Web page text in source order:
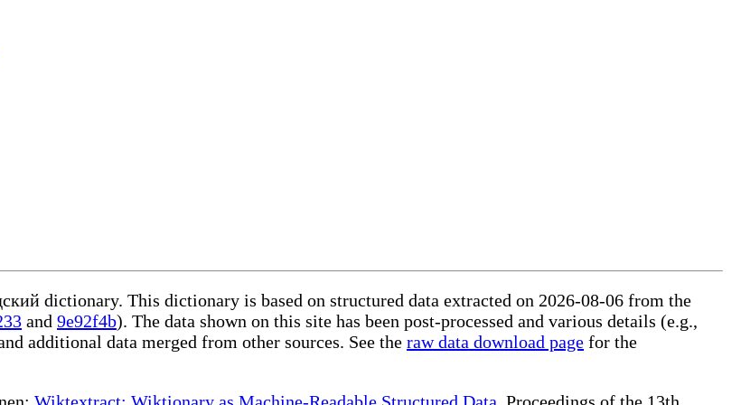
dictionary. This dictionary is based on structured data extracted on 2026-08-06 from the
and 9e92f4b). The data shown on this site has been post-processed and various details (e.g.,
additional data merged from other sources. See the raw data download page for the
Wiktextract: Wiktionary as Machine-Readable Structured Data , Proceedings of the 13th